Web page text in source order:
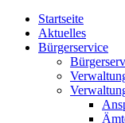
Startseite
Aktuelles
Bürgerservice